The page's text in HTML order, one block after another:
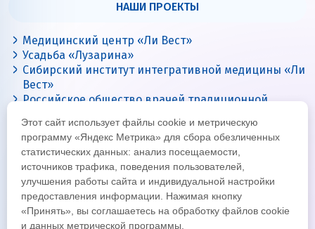
НАШИ ПРОЕКТЫ
Медицинский центр «Ли Вест»
Усадьба «Лузарина»
Сибирский институт интегративной медицины «Ли
Вест»
Российское общество врачей традиционной
Цигун с Ли Вест
Этот сайт использует файлы cookie и метрическую
программу «Яндекс Метрика» для сбора обезличенных
статистических данных: анализ посещаемости,
источников трафика, поведения пользователей,
улучшения работы сайта и индивидуальной настройки
предоставления информации. Нажимая кнопку
«Принять», вы соглашаетесь на обработку файлов cookie
и данных метрической программы.